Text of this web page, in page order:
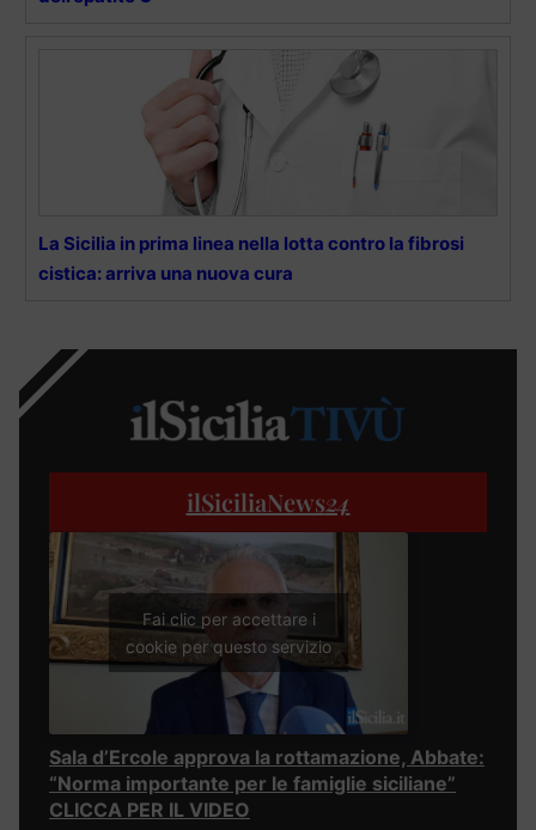
La Sicilia in prima linea nella lotta contro la fibrosi
cistica: arriva una nuova cura
ilSiciliaNews24
Fai clic per accettare i
cookie per questo servizio
Sala d’Ercole approva la rottamazione, Abbate:
“Norma importante per le famiglie siciliane”
CLICCA PER IL VIDEO